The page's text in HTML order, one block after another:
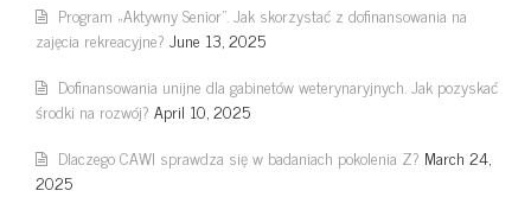
Program „Aktywny Senior”. Jak skorzystać z dofinansowania na
zajęcia rekreacyjne? June 13, 2025
Dofinansowania unijne dla gabinetów weterynaryjnych. Jak pozyskać
środki na rozwój? April 10, 2025
Dlaczego CAWI sprawdza się w badaniach pokolenia Z? March 24,
2025